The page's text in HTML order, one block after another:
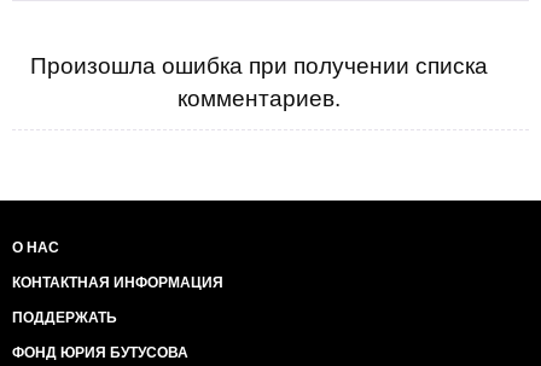
Произошла ошибка при получении списка
комментариев.
О НАС
КОНТАКТНАЯ ИНФОРМАЦИЯ
ПОДДЕРЖАТЬ
ФОНД ЮРИЯ БУТУСОВА